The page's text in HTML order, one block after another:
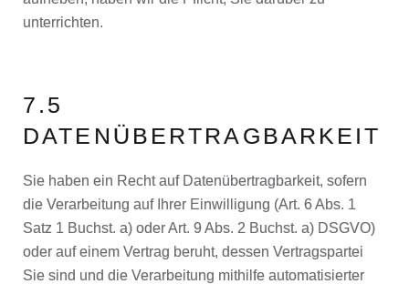
unterrichten.
7.5
DATENÜBERTRAGBARKEIT
Sie haben ein Recht auf Datenübertragbarkeit, sofern
die Verarbeitung auf Ihrer Einwilligung (Art. 6 Abs. 1
Satz 1 Buchst. a) oder Art. 9 Abs. 2 Buchst. a) DSGVO)
oder auf einem Vertrag beruht, dessen Vertragspartei
Sie sind und die Verarbeitung mithilfe automatisierter